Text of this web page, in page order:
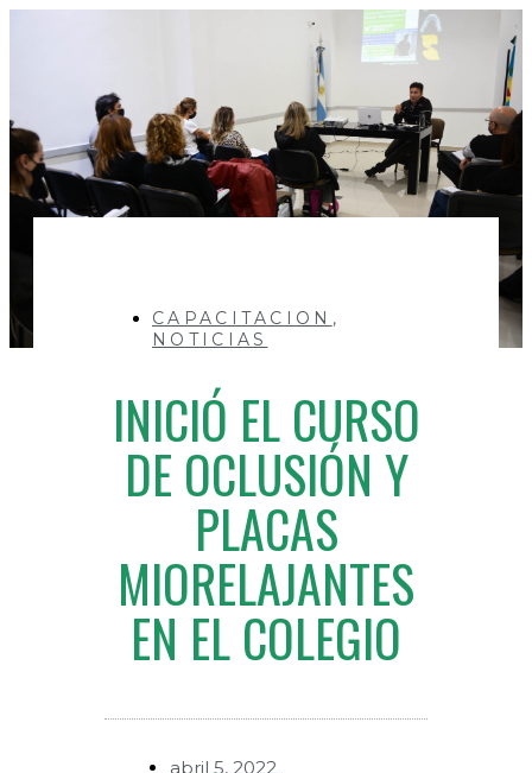
CAPACITACION ,
NOTICIAS
INICIÓ EL CURSO
DE OCLUSIÓN Y
PLACAS
MIORELAJANTES
EN EL COLEGIO
abril 5, 2022